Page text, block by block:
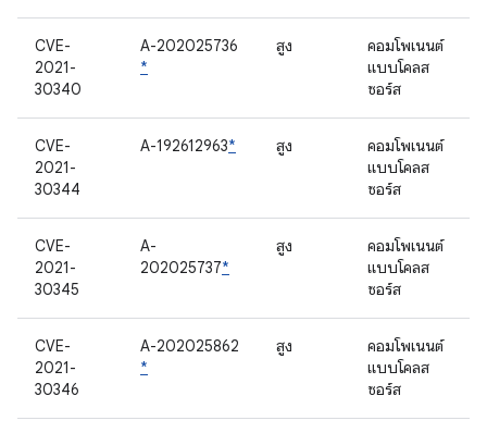
CVE-
2021-
30340
A-202025736
*
สูง
คอมโพเนนต์
แบบโคลส
ซอร์ส
CVE-
2021-
30344
A-192612963* สูง
คอมโพเนนต์
แบบโคลส
ซอร์ส
CVE-
2021-
30345
A-
202025737*
สูง
คอมโพเนนต์
แบบโคลส
ซอร์ส
CVE-
2021-
30346
A-202025862
*
สูง
คอมโพเนนต์
แบบโคลส
ซอร์ส